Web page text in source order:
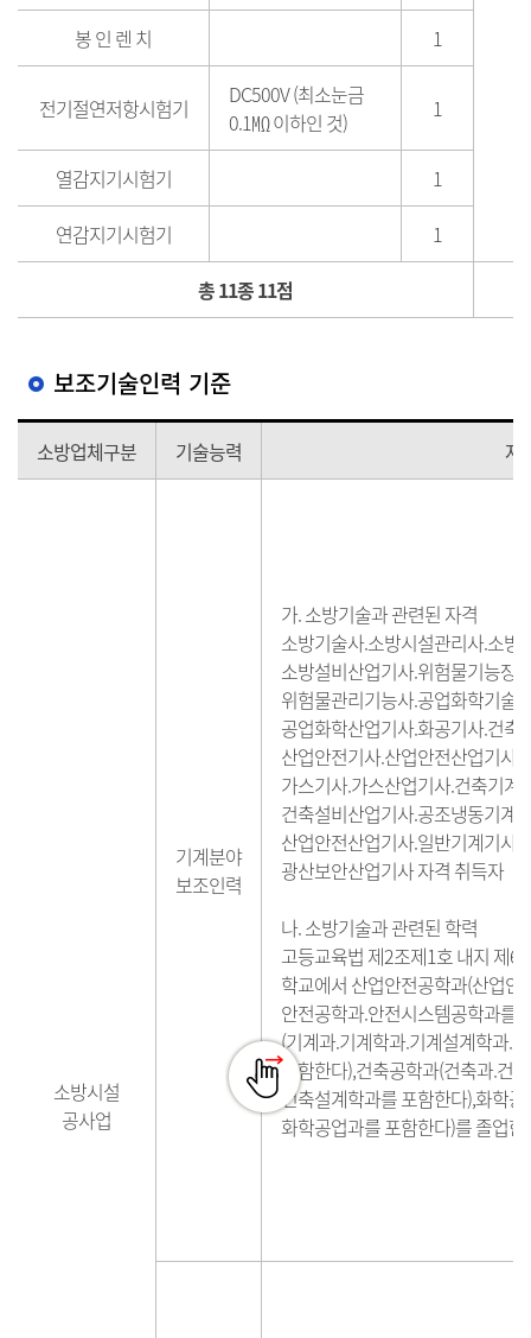
봉 인 렌 치 1
전기절연저항시험기
DC500V (최소눈금
0.1㏁ 이하인 것)
1
열감지기시험기
1
연감지기시험기
1
총 11종 11점
보조기술인력 기준
소방업체구분 기술능력 자
소방시설
공사업
기계분야
보조인력
가. 소방기술과 관련된 자격
소방기술사.소방시설관리사.소방
소방설비산업기사.위험물기능장.
위험물관리기능사.공업화학기술
공업화학산업기사.화공기사.건축
산업안전기사.산업안전산업기사.
가스기사.가스산업기사.건축기계
건축설비산업기사.공조냉동기계
산업안전산업기사.일반기계기사.
광산보안산업기사 자격 취득자
나. 소방기술과 관련된 학력
고등교육법 제2조제1호 내지 제6
학교에서 산업안전공학과(산업안
안전공학과.안전시스템공학과를
(기계과.기계학과.기계설계학과.
포함한다),건축공학과(건축과.건
건축설계학과를 포함한다),화학
화학공업과를 포함한다)를 졸업한